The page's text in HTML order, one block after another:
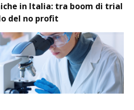
in Italia: tra boom di trial
del no profit